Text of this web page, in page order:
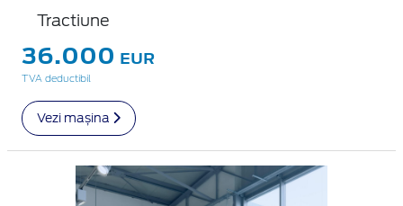
Tractiune
36.000 EUR
TVA deductibil
Vezi mașina